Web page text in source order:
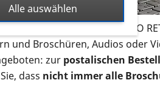
Infomaterial der PRO
und Broschüren, Audios oder
zur postalischen
dass nicht immer alle
Alle auswählen